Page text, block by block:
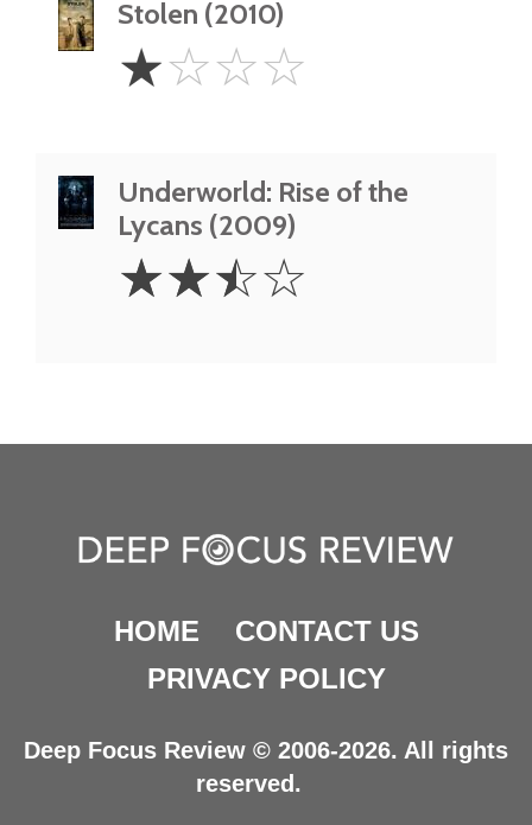
Stolen (2010)
Star
☆☆☆☆
Underworld: Rise of the
Lycans (2009)
2.5
Stars
☆☆☆☆
HOME
CONTACT US
PRIVACY POLICY
Deep Focus Review © 2006-2026. All rights
reserved.